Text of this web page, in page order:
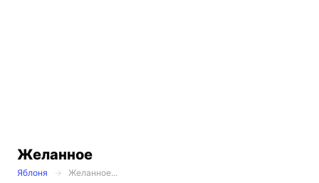
Желанное
Яблоня
Желанное...